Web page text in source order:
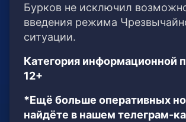
Бурков не исключил
введения режима
ситуации.
Категория информационной
12+
*Ещё больше оперативных
найдёте в нашем телеграм-